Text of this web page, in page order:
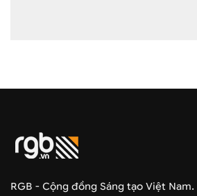
RGB - Cộng đồng Sáng tạo Việt